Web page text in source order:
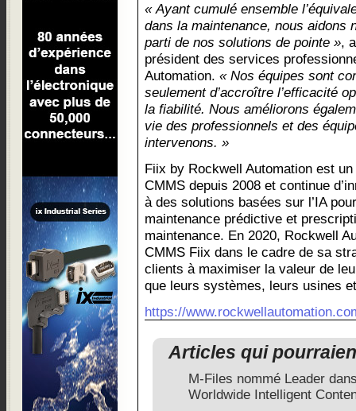
« Ayant cumulé ensemble
dans la maintenance, nous aidons
parti de nos solutions de pointe »,
président des services
Automation. « Nos équipes sont
seulement d’accroître l’efficacité
la fiabilité. Nous améliorons
vie des professionnels et des
intervenons. »
Fiix by Rockwell Automation est
CMMS depuis 2008 et continue
à des solutions basées sur l’IA
maintenance prédictive et
maintenance. En 2020, Rockwell
CMMS Fiix dans le cadre de sa
clients à maximiser la valeur de
que leurs systèmes, leurs usines
https://
Articles qui
M-Files nommé Leader
Worldwide Intelligent